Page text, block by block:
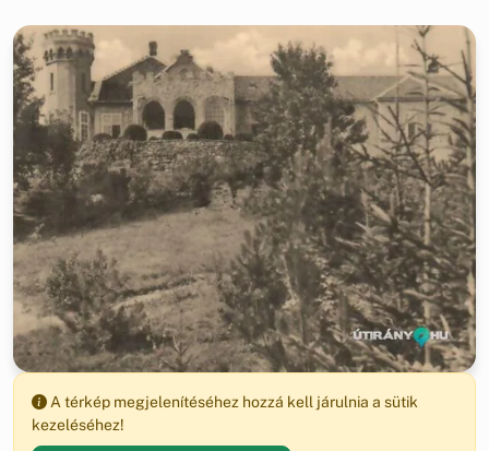
A térkép megjelenítéséhez hozzá kell járulnia a sütik
kezeléséhez!